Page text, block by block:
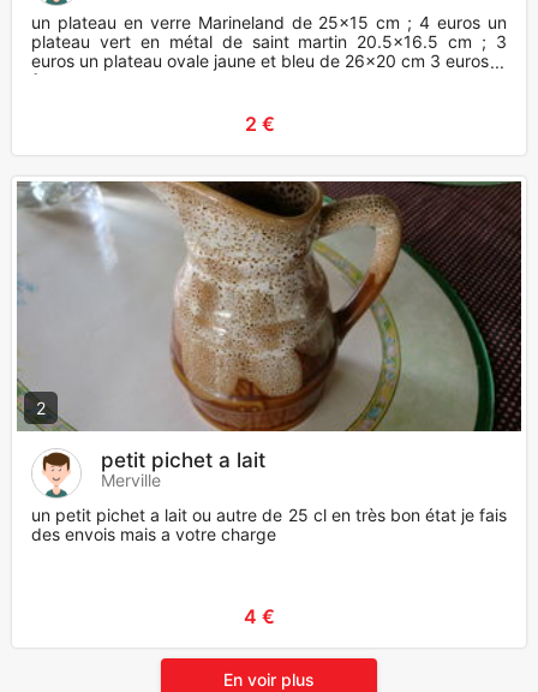
un plateau en verre Marineland de 25x15 cm ; 4 euros un
plateau vert en métal de saint martin 20.5x16.5 cm ; 3
euros un plateau ovale jaune et bleu de 26x20 cm 3 euros je
fa
2 €
2
petit pichet a lait
Merville
un petit pichet a lait ou autre de 25 cl en très bon état je fais
des envois mais a votre charge
4 €
En voir plus